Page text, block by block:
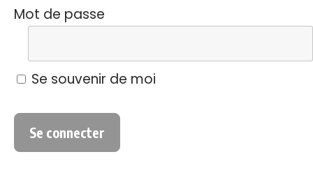
Mot de passe
Se souvenir de moi